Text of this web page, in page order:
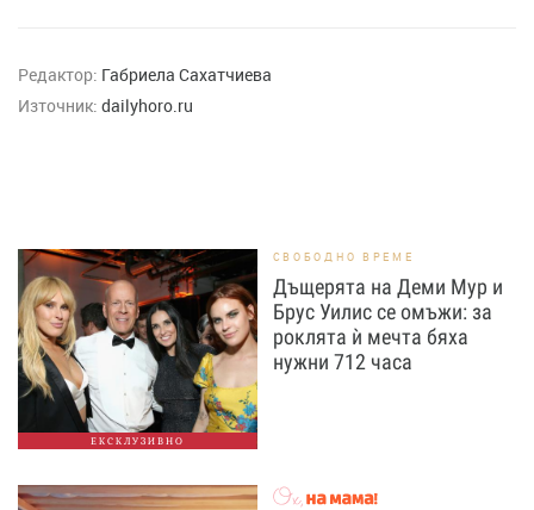
Редактор: Габриела Сахатчиева
Източник: dailyhoro.ru
ЕКСКЛУЗИВНО
СВОБОДНО ВРЕМЕ
Дъщерята на Деми Мур и
Брус Уилис се омъжи: за
роклята ѝ мечта бяха
нужни 712 часа